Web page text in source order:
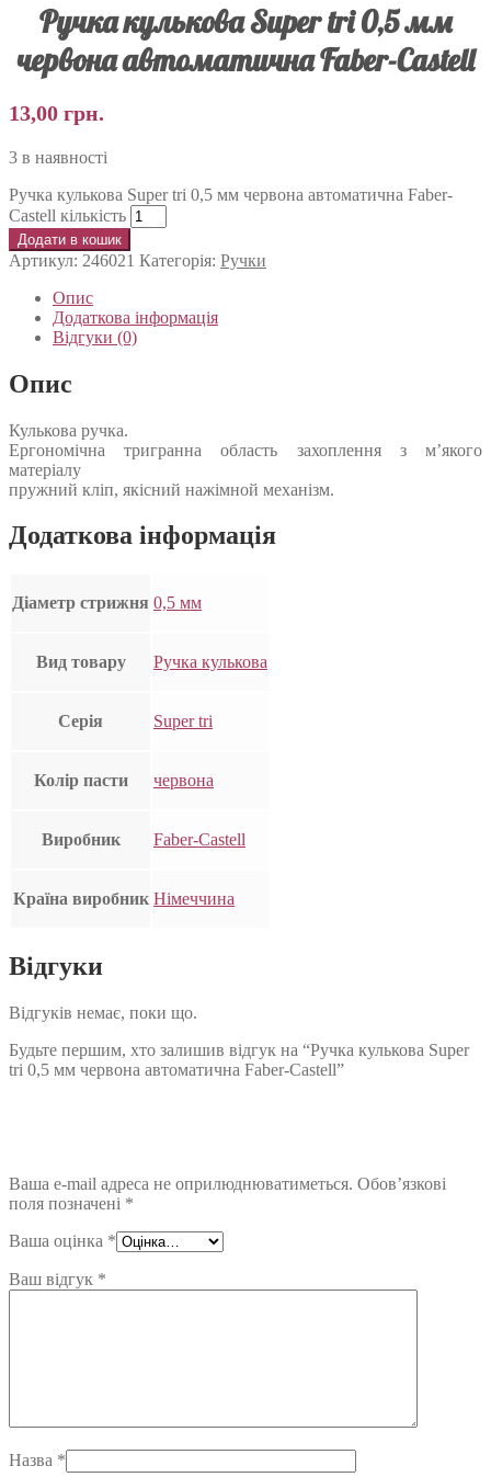
Ручка кулькова Super tri 0,5 мм
червона автоматична Faber-Castell
13,00 грн.
3 в наявності
Ручка кулькова Super tri 0,5 мм червона автоматична Faber-
Castell кількість
Додати в кошик
Артикул: 246021 Категорія: Ручки
Опис
Додаткова інформація
Відгуки (0)
Опис
Кулькова ручка.
Ергономічна тригранна область захоплення з м’якого
матеріалу
пружний кліп, якісний нажімной механізм.
Додаткова інформація
Діаметр стрижня 0,5 мм
Вид товару Ручка кулькова
Серія Super tri
Колір пасти червона
Виробник Faber-Castell
Країна виробник Німеччина
Відгуки
Відгуків немає, поки що.
Будьте першим, хто залишив відгук на “Ручка кулькова Super
tri 0,5 мм червона автоматична Faber-Castell”
Ваша e-mail адреса не оприлюднюватиметься. Обов’язкові
поля позначені *
Ваша оцінка *
Ваш відгук *
Назва *